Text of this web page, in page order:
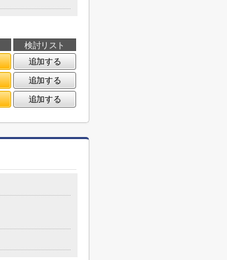
検討リスト
追加する
追加する
追加する